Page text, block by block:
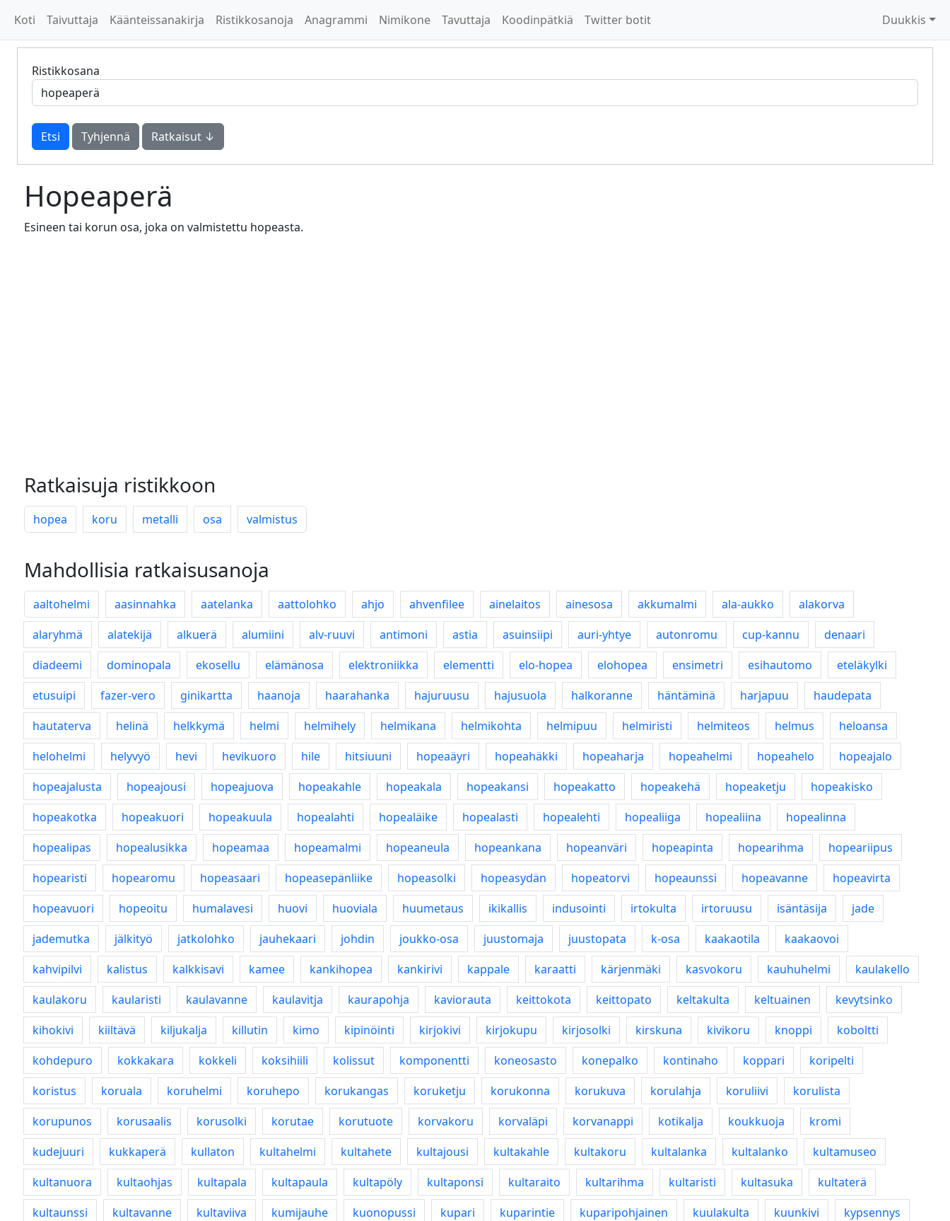
Koti Taivuttaja Käänteissanakirja Ristikkosanoja Anagrammi Nimikone Tavuttaja Koodinpätkiä Twitter botit Duukkis
Ristikkosana
Tyhjennä Ratkaisut ↓
Hopeaperä
Esineen tai korun osa, joka on valmistettu hopeasta.
Ratkaisuja ristikkoon
hopea koru metalli osa valmistus
Mahdollisia ratkaisusanoja
aaltohelmi aasinnahka aatelanka aattolohko ahjo ahvenfilee ainelaitos ainesosa akkumalmi ala-aukko
alakorva
alaryhmä
alatekijä alkuerä alumiini alv-ruuvi antimoni astia asuinsiipi auri-yhtye autonromu cup-kannu
denaari
diadeemi
dominopala ekosellu elämänosa elektroniikka elementti elo-hopea elohopea ensimetri esihautomo
eteläkylki
etusuipi
fazer-vero ginikartta haanoja haarahanka hajuruusu hajusuola halkoranne häntäminä harjapuu
haudepata
hautaterva
helinä helkkymä helmi helmihely helmikana helmikohta helmipuu helmiristi helmiteos helmus
heloansa
helohelmi
helyvyö hevi hevikuoro hile hitsiuuni hopeaäyri hopeahäkki hopeaharja hopeahelmi hopeahelo
hopeajalo
hopeajalusta
hopeajousi hopeajuova hopeakahle hopeakala hopeakansi hopeakatto hopeakehä hopeaketju
hopeakisko
hopeakotka
hopeakuori hopeakuula hopealahti hopealäike hopealasti hopealehti hopealiiga hopealiina
hopealinna
hopealipas
hopealusikka hopeamaa hopeamalmi hopeaneula hopeankana hopeanväri hopeapinta hopearihma
hopeariipus
hopearisti
hopearomu hopeasaari hopeasepänliike hopeasolki hopeasydän hopeatorvi hopeaunssi hopeavanne
hopeavirta
hopeavuori
hopeoitu humalavesi huovi huoviala huumetaus ikikallis indusointi irtokulta irtoruusu isäntäsija
jade
jademutka
jälkityö jatkolohko jauhekaari johdin joukko-osa juustomaja juustopata k-osa kaakaotila
kaakaovoi
kahvipilvi
kalistus kalkkisavi kamee kankihopea kankirivi kappale karaatti kärjenmäki kasvokoru kauhuhelmi
kaulakello
kaulakoru
kaularisti kaulavanne kaulavitja kaurapohja kaviorauta keittokota keittopato keltakulta keltuainen
kevytsinko
kihokivi
kiiltävä kiljukalja killutin kimo kipinöinti kirjokivi kirjokupu kirjosolki kirskuna kivikoru knoppi
koboltti
kohdepuro
kokkakara kokkeli koksihiili kolissut komponentti koneosasto konepalko kontinaho koppari
koripelti
koristus
koruala koruhelmi koruhepo korukangas koruketju korukonna korukuva korulahja koruliivi
korulista
korupunos
korusaalis korusolki korutae korutuote korvakoru korvaläpi korvanappi kotikalja koukkuoja
kromi
kudejuuri
kukkaperä kullaton kultahelmi kultahete kultajousi kultakahle kultakoru kultalanka kultalanko
kultamuseo
kultanuora
kultaohjas kultapala kultapaula kultapöly kultaponsi kultaraito kultarihma kultaristi kultasuka
kultaterä
kultaunssi
kultavanne kultaviiva kumijauhe kuonopussi kupari kuparintie kuparipohjainen kuulakulta kuunkivi
kypsennys